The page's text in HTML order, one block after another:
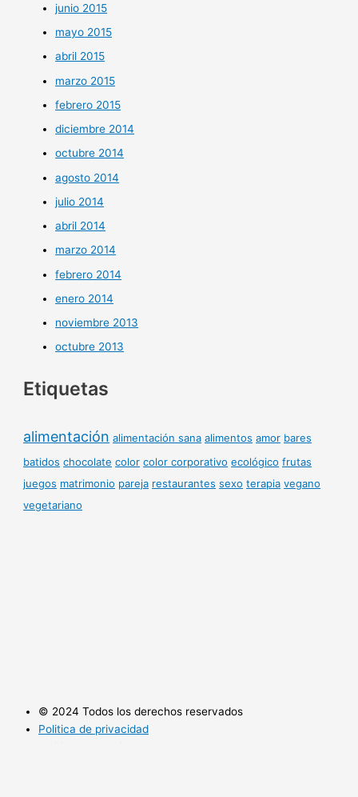
junio 2015
mayo 2015
abril 2015
marzo 2015
febrero 2015
diciembre 2014
octubre 2014
agosto 2014
julio 2014
abril 2014
marzo 2014
febrero 2014
enero 2014
noviembre 2013
octubre 2013
Etiquetas
alimentación alimentación sana alimentos amor bares
batidos chocolate color color corporativo ecológico frutas
juegos matrimonio pareja restaurantes sexo terapia vegano
vegetariano
© 2024 Todos los derechos reservados
Politica de privacidad
Politica de cookies